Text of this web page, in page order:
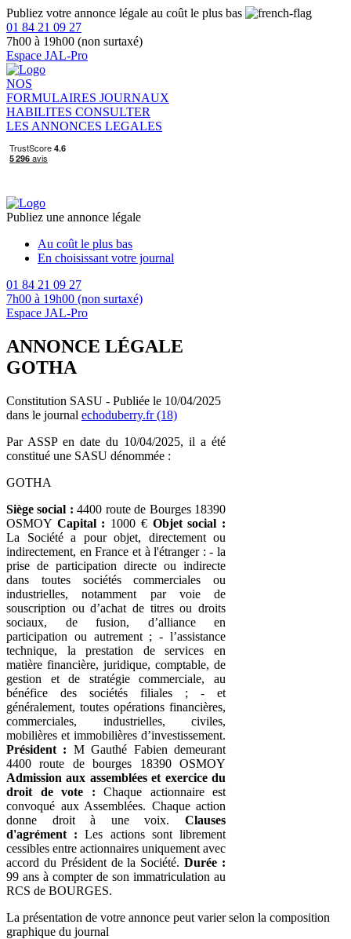
Publiez votre annonce légale au coût le plus bas
01 84 21 09 27
7h00 à 19h00 (non surtaxé)
Espace JAL-Pro
NOS
FORMULAIRES JOURNAUX
HABILITES CONSULTER
LES ANNONCES LEGALES
Publiez une annonce légale
Au coût le plus bas
En choisissant votre journal
01 84 21 09 27
7h00 à 19h00 (non surtaxé)
Espace JAL-Pro
ANNONCE LÉGALE
GOTHA
Constitution SASU - Publiée le 10/04/2025
dans le journal echoduberry.fr (18)
Par ASSP en date du 10/04/2025, il a été
constitué une SASU dénommée :
GOTHA
Siège social : 4400 route de Bourges 18390
OSMOY Capital : 1000 € Objet social :
La Société a pour objet, directement ou
indirectement, en France et à l'étranger : - la
prise de participation directe ou indirecte
dans toutes sociétés commerciales ou
industrielles, notamment par voie de
souscription ou d’achat de titres ou droits
sociaux, de fusion, d’alliance en
participation ou autrement ; - l’assistance
technique, la prestation de services en
matière financière, juridique, comptable, de
gestion et de stratégie commerciale, au
bénéfice des sociétés filiales ; - et
généralement, toutes opérations financières,
commerciales, industrielles, civiles,
mobilières et immobilières d’investissement.
Président : M Gauthé Fabien demeurant
4400 route de bourges 18390 OSMOY
Admission aux assemblées et exercice du
droit de vote : Chaque actionnaire est
convoqué aux Assemblées. Chaque action
donne droit à une voix. Clauses
d'agrément : Les actions sont librement
cessibles entre actionnaires uniquement avec
accord du Président de la Société.Durée :
99 ans à compter de son immatriculation au
RCS de BOURGES.
La présentation de votre annonce peut varier selon la composition
graphique du journal